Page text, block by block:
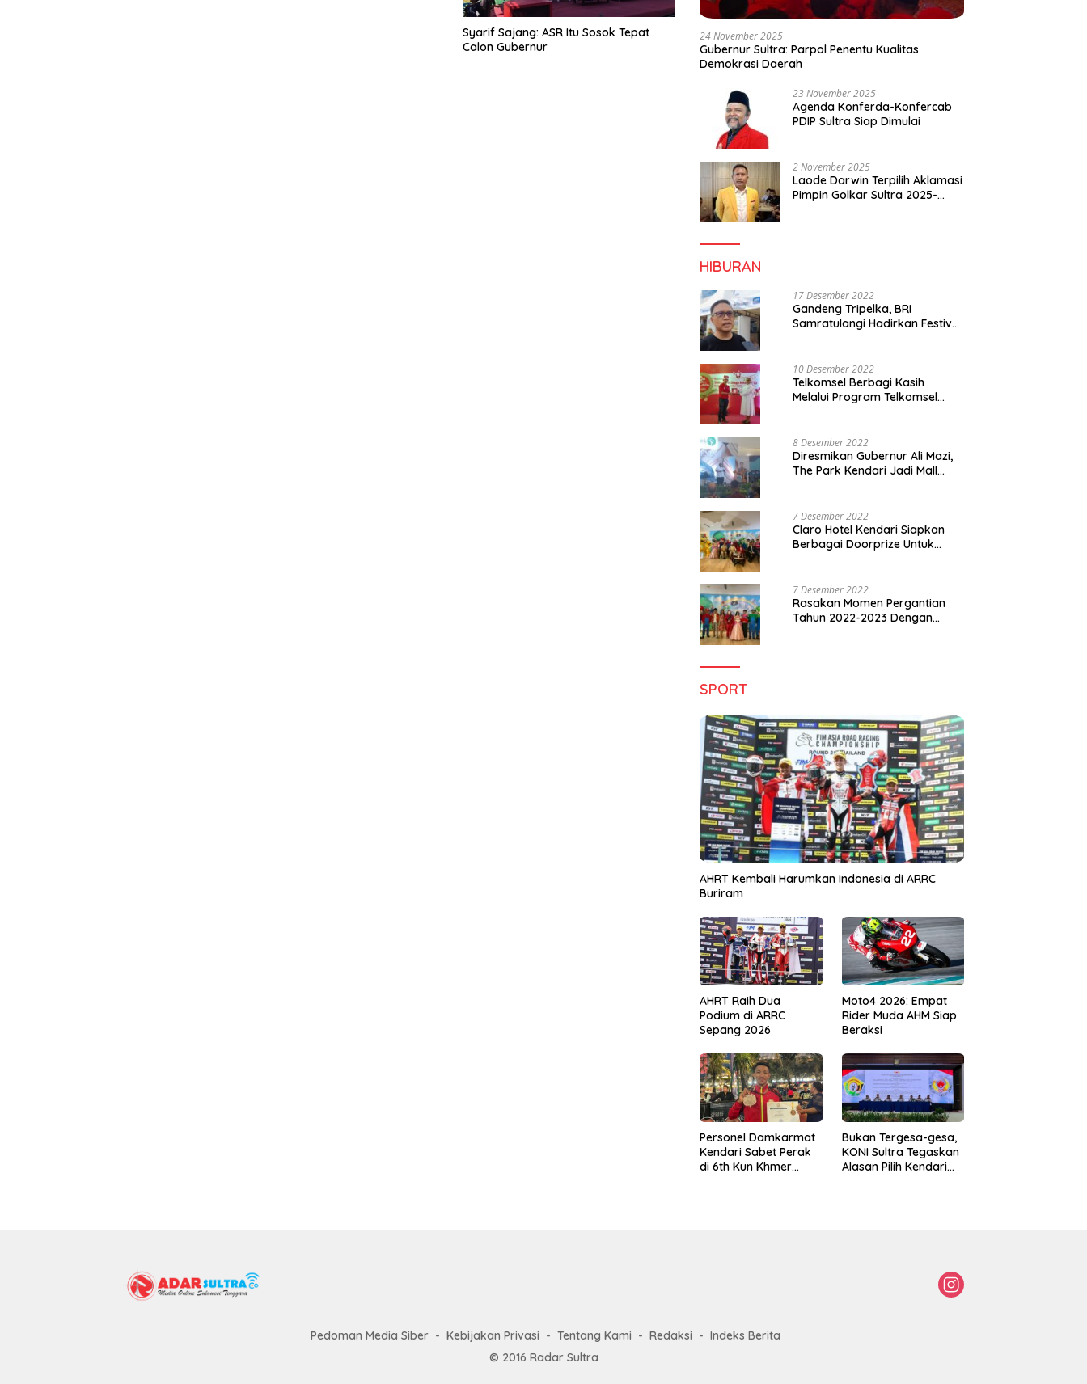
Syarif Sajang: ASR Itu Sosok Tepat
Calon Gubernur
24 November 2025
Gubernur Sultra: Parpol Penentu Kualitas
Demokrasi Daerah
23 November 2025
Agenda Konferda-Konfercab
PDIP Sultra Siap Dimulai
2 November 2025
Laode Darwin Terpilih Aklamasi
Pimpin Golkar Sultra 2025-
HIBURAN
17 Desember 2022
Gandeng Tripelka, BRI
Samratulangi Hadirkan Festival
10 Desember 2022
Telkomsel Berbagi Kasih
Melalui Program Telkomsel
8 Desember 2022
Diresmikan Gubernur Ali Mazi,
The Park Kendari Jadi Mall
7 Desember 2022
Claro Hotel Kendari Siapkan
Berbagai Doorprize Untuk
7 Desember 2022
Rasakan Momen Pergantian
Tahun 2022-2023 Dengan
SPORT
AHRT Kembali Harumkan Indonesia di ARRC
Buriram
AHRT Raih Dua
Podium di ARRC
Sepang 2026
Moto4 2026: Empat
Rider Muda AHM Siap
Beraksi
Personel Damkarmat
Kendari Sabet Perak
di 6th Kun Khmer
Bukan Tergesa-gesa,
KONI Sultra Tegaskan
Alasan Pilih Kendari
Pedoman Media Siber Kebijakan Privasi Tentang Kami Redaksi
Indeks Berita
© 2016 Radar Sultra